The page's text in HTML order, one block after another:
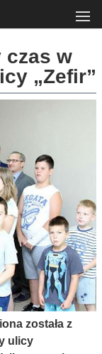
czas w
„Zefir”
została z
ulicy